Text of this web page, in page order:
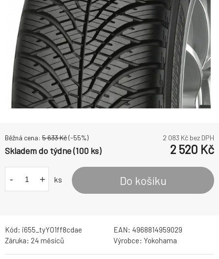
Běžná cena: 5 633Kč(-55%) 2 083 Kč bez DPH
Skladem do týdne (100 ks) 2 520 Kč
- + ks Do košíku
Kód: i655_tyYO1ff8cdae EAN: 4968814959029
Záruka: 24 měsíců Výrobce: Yokohama